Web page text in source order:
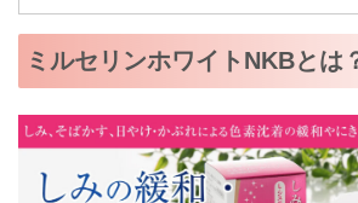
ミルセリンホワイトNKBとは